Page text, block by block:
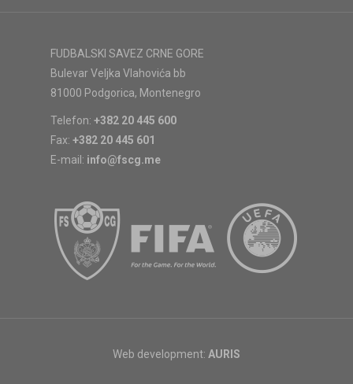
FUDBALSKI SAVEZ CRNE GORE
Bulevar Veljka Vlahovića bb
81000 Podgorica, Montenegro
Telefon: +382 20 445 600
Fax: +382 20 445 601
E-mail: info@fscg.me
Web development: AURIS